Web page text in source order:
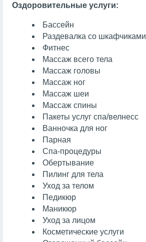
Оздоровительные услуги:
Бассейн
Раздевалка со шкафчиками
Фитнес
Массаж всего тела
Массаж головы
Массаж ног
Массаж шеи
Массаж спины
Пакеты услуг спа/велнесс
Ванночка для ног
Парная
Спа-процедуры
Обертывание
Пилинг для тела
Уход за телом
Педикюр
Маникюр
Уход за лицом
Косметические услуги